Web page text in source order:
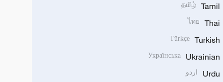
Tamil
தமிழ்
Thai
ไทย
Turkish
Türkçe
Ukrainian
Українська
Urdu اردو